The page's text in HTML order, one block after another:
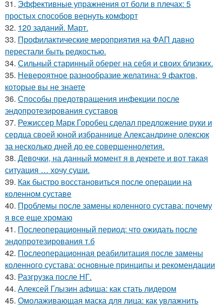
31. Эффективные упражнения от боли в плечах: 5
простых способов вернуть комфорт
32. 120 заданий. Март.
33. Профилактические мероприятия на ФАП давно
перестали быть редкостью.
34. Сильный старинный оберег на себя и своих близких.
35. Невероятное разнообразие желатина: 9 фактов,
которые вы не знаете
36. Способы предотвращения инфекции после
эндопротезирования суставов
37. Режиссер Марк Горобец сделал предложение руки и
сердца своей юной избраннице Александрине олексюк
за несколько дней до ее совершеннолетия.
38. Девочки, на данный момент я в декрете и вот такая
ситуация … хочу суши.
39. Как быстро восстановиться после операции на
коленном суставе
40. Проблемы после замены коленного сустава: почему
я все еще хромаю
41. Послеоперационный период: что ожидать после
эндопротезирования т.б
42. Послеоперационная реабилитация после замены
коленного сустава: основные принципы и рекомендации
43. Разгрузка после НГ.
44. Алексей Глызин афиша: как стать лидером
45. Омолаживающая маска для лица: как увлажнить